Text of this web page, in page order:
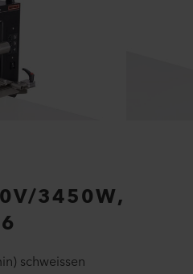
3450W,
schweissen